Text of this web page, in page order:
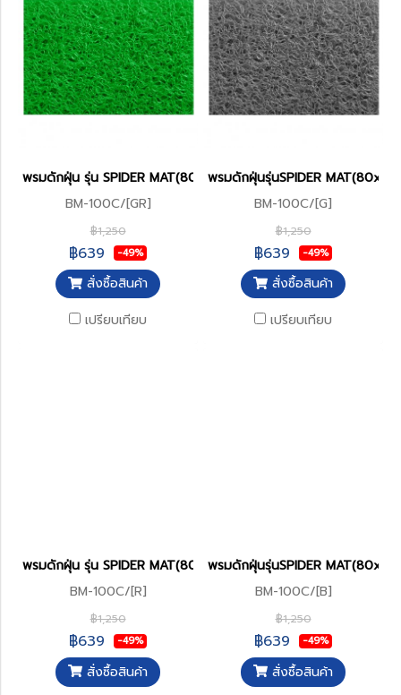
พรมดักฝุ่น รุ่น SPIDER MAT(80x122cms.)
BM-100C/[GR]
฿1,250
฿639 -49%
สั่งซื้อสินค้า
เปรียบเทียบ
พรมดักฝุ่นรุ่นSPIDER
BM-100C/[G]
฿1,250
฿639 -49%
สั่งซื้อสินค้า
เปรียบเทียบ
พรมดักฝุ่น รุ่น SPIDER MAT(80x122cms.)
BM-100C/[R]
฿1,250
฿639 -49%
สั่งซื้อสินค้า
พรมดักฝุ่นรุ่นSPIDER
BM-100C/[B]
฿1,250
฿639 -49%
สั่งซื้อสินค้า